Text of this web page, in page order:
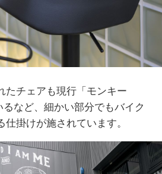
たチェアも現行「モンキー
など、細かい部分でもバイク
掛けが施されています。